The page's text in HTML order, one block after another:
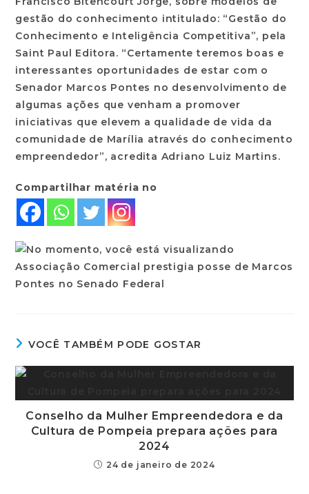
gestão do conhecimento intitulado: “Gestão do
Conhecimento e Inteligência Competitiva”, pela
Saint Paul Editora. “Certamente teremos boas e
interessantes oportunidades de estar com o
Senador Marcos Pontes no desenvolvimento de
algumas ações que venham a promover
iniciativas que elevem a qualidade de vida da
comunidade de Marília através do conhecimento
empreendedor”, acredita Adriano Luiz Martins.
Compartilhar matéria no
VOCÊ TAMBÉM PODE GOSTAR
Conselho da Mulher Empreendedora e da
Cultura de Pompeia prepara ações para
2024
24 de janeiro de 2024